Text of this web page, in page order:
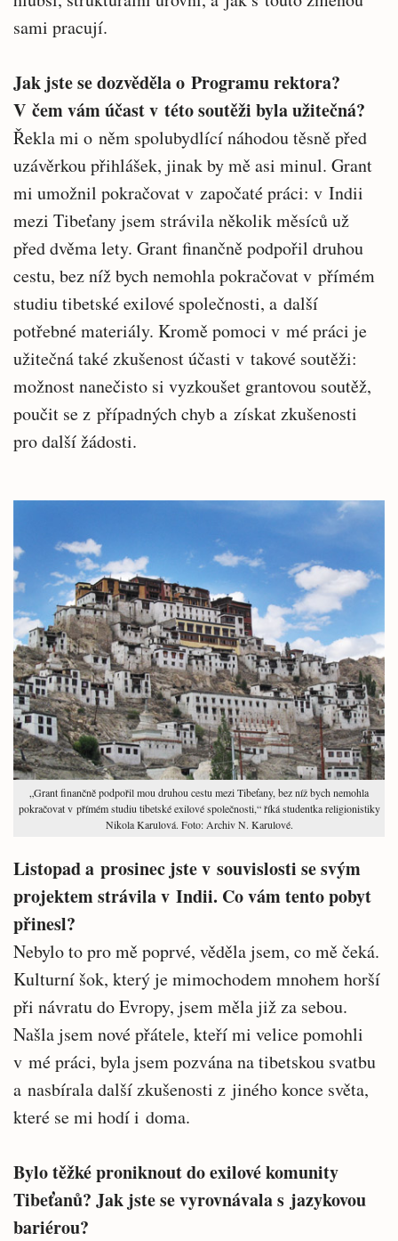
sami pracují.
Jak jste se dozvěděla o Programu rektora?
V čem vám účast v této soutěži byla užitečná?
Řekla mi o něm spolubydlící náhodou těsně před
uzávěrkou přihlášek, jinak by mě asi minul. Grant
mi umožnil pokračovat v započaté práci: v Indii
mezi Tibeťany jsem strávila několik měsíců už
před dvěma lety. Grant finančně podpořil druhou
cestu, bez níž bych nemohla pokračovat v přímém
studiu tibetské exilové společnosti, a další
potřebné materiály. Kromě pomoci v mé práci je
užitečná také zkušenost účasti v takové soutěži:
možnost nanečisto si vyzkoušet grantovou soutěž,
poučit se z případných chyb a získat zkušenosti
pro další žádosti.
„Grant finančně podpořil mou druhou cestu mezi Tibeťany, bez níž bych nemohla
pokračovat v přímém studiu tibetské exilové společnosti,“ říká studentka religionistiky
Nikola Karulová. Foto: Archiv N. Karulové.
Listopad a prosinec jste v souvislosti se svým
projektem strávila v Indii. Co vám tento pobyt
přinesl?
Nebylo to pro mě poprvé, věděla jsem, co mě čeká.
Kulturní šok, který je mimochodem mnohem horší
při návratu do Evropy, jsem měla již za sebou.
Našla jsem nové přátele, kteří mi velice pomohli
v mé práci, byla jsem pozvána na tibetskou svatbu
a nasbírala další zkušenosti z jiného konce světa,
které se mi hodí i doma.
Bylo těžké proniknout do exilové komunity
Tibeťanů? Jak jste se vyrovnávala s jazykovou
bariérou?